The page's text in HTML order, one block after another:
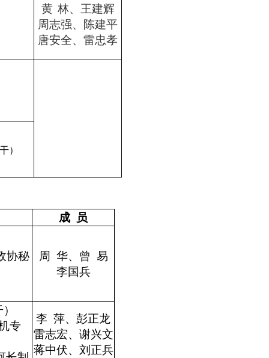
黄 林、王建辉
周志强、陈建平
唐安全、雷忠孝
）
成 员
协秘
周 华、曾 易
李国兵
专
李 萍、彭正龙
雷志宏、谢兴文
蒋中伏、刘正兵